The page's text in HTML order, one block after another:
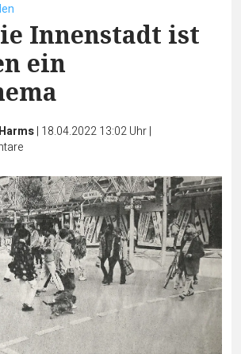
Innenstadt ist
ein
| 18.04.2022 13:02 Uhr|